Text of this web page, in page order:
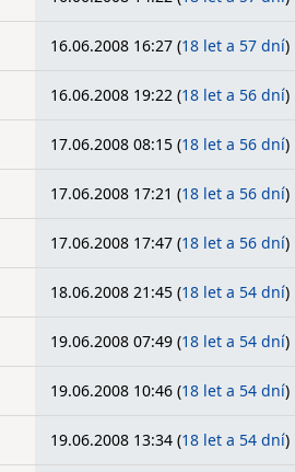
16.06.2008 16:27 (18 let a 57 dní)
16.06.2008 19:22 (18 let a 56 dní)
17.06.2008 08:15 (18 let a 56 dní)
17.06.2008 17:21 (18 let a 56 dní)
17.06.2008 17:47 (18 let a 56 dní)
18.06.2008 21:45 (18 let a 54 dní)
19.06.2008 07:49 (18 let a 54 dní)
19.06.2008 10:46 (18 let a 54 dní)
19.06.2008 13:34 (18 let a 54 dní)